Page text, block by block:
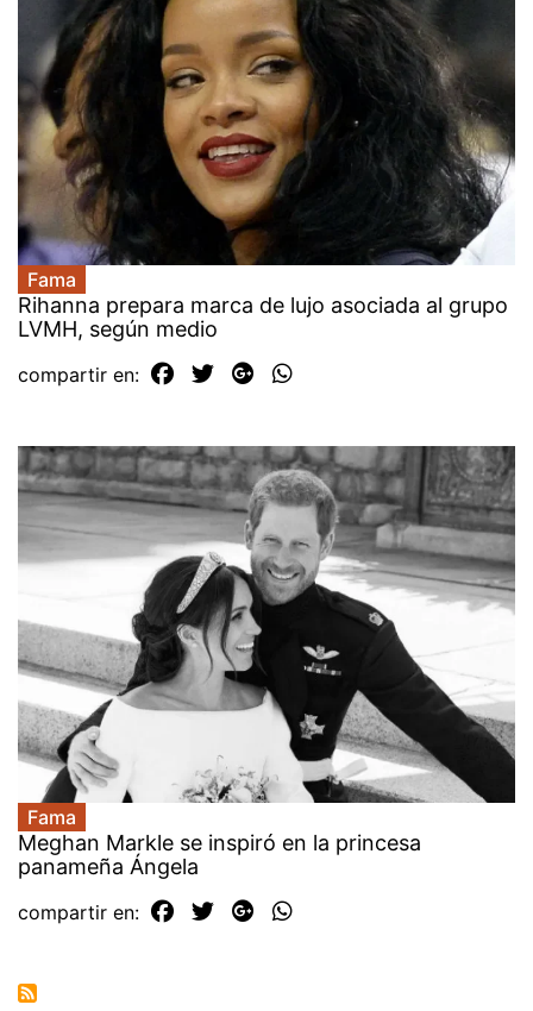
Fama
Rihanna prepara marca de lujo asociada al grupo
LVMH, según medio
compartir en:
Fama
Meghan Markle se inspiró en la princesa
panameña Ángela
compartir en: